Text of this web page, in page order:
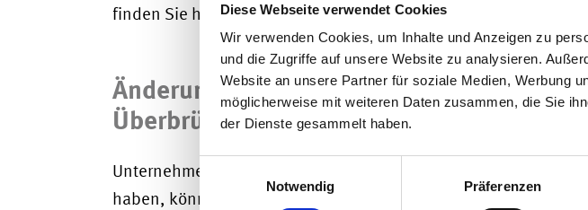
Diese Webseite verwendet Cookies
Wir verwenden Cookies, um Inhalte und Anzeigen zu
und die Zugriffe auf unsere Website zu analysieren.
Website an unsere Partner für soziale Medien, Werbung
möglicherweise mit weiteren Daten zusammen, die Sie
der Dienste gesammelt haben.
Einwilligungsauswahl
Notwendig
Präferenzen
finden Sie hier:Was Sie zur Überbrückungshilfe 3 wissen sollten
Änderungen bei Abschlagszahlungen im
Überbrückungshilfe 3
Unternehmen, die ihren Antrag bis zum 30. Juni 2021 einreichen
haben, können in einem zweistufigen Verfahren mit